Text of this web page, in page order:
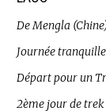
De Mengla
Journée
Départ pour un
2ème jour de